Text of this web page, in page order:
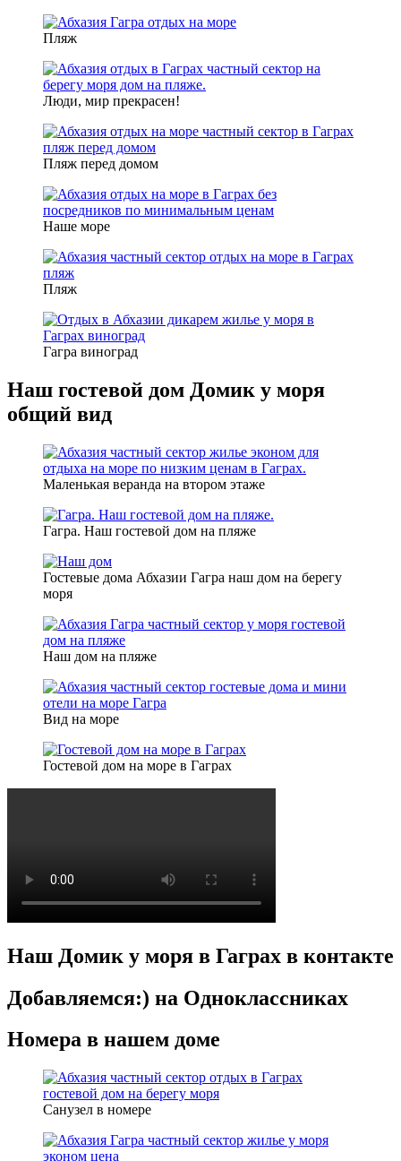
Пляж
Люди, мир прекрасен!
Пляж перед домом
Наше море
Пляж
Гагра виноград
Наш гостевой дом Домик у моря
общий вид
Маленькая веранда на втором этаже
Гагра. Наш гостевой дом на пляже
Гостевые дома Абхазии Гагра наш дом на берегу
моря
Наш дом на пляже
Вид на море
Гостевой дом на море в Гаграх
Наш Домик у моря в Гаграх в контакте
Добавляемся:) на Одноклассниках
Номера в нашем доме
Санузел в номере